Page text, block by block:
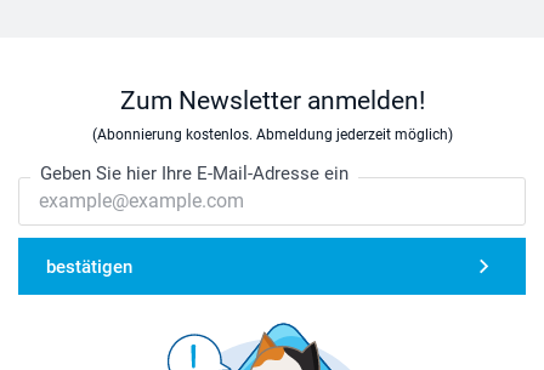
Zum Newsletter anmelden!
(Abonnierung kostenlos. Abmeldung jederzeit möglich)
Geben Sie hier Ihre E-Mail-Adresse ein
bestätigen